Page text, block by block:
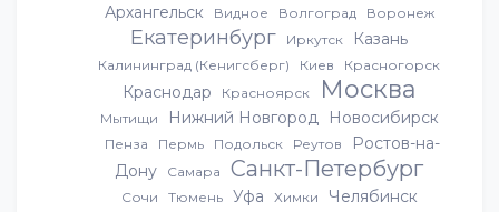
Архангельск Видное Волгоград Воронеж
Екатеринбург Иркутск Казань
Калининград (Кенигсберг) Киев Красногорск
Краснодар Красноярск Москва
Мытищи Нижний Новгород Новосибирск
Пенза Пермь Подольск Реутов
Ростов-на-
Дону
Самара Санкт-Петербург
Сочи Тюмень Уфа Химки Челябинск